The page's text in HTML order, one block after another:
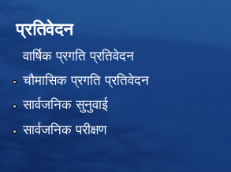
प्रतिवेदन
वार्षिक प्रगति प्रतिवेदन
चौमासिक प्रगति प्रतिवेदन
सार्वजनिक सुनुवाई
सार्वजनिक परीक्षण